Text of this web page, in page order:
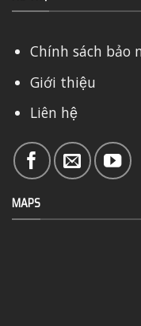
Chính sách bảo
Giới thiệu
Liên hệ
MAPS